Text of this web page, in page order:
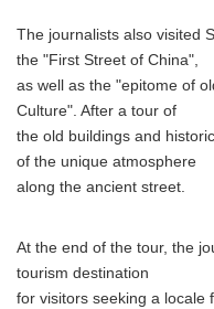
The journalists also visited
the "First Street of China",
as well as the "epitome of
Culture". After a tour of
the old buildings and
of the unique atmosphere
along the ancient street.
At the end of the tour, the
tourism destination
for visitors seeking a locale